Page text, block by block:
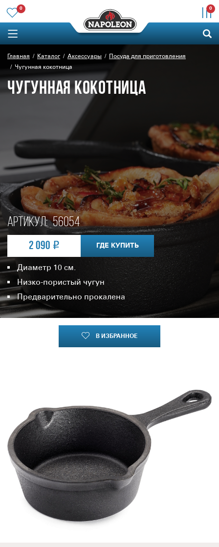
0 0
Главная Каталог Аксессуары
Посуда для приготовления
Чугунная кокотница
ЧУГУННАЯ КОКОТНИЦА
Артикул: 56054
2 090 ГДЕ КУПИТЬ
Диаметр 10 см.
Низко-пористый чугун
Предварительно прокалена
В ИЗБРАННОЕ